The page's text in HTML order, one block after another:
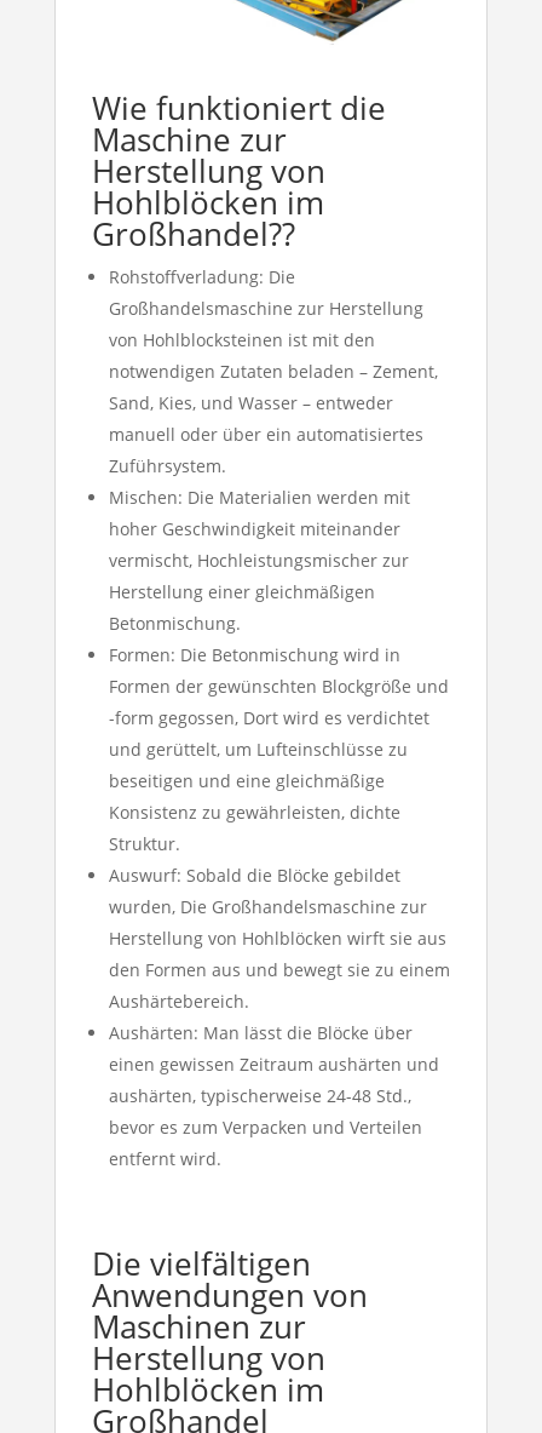
Wie funktioniert die
Maschine zur
Herstellung von
Hohlblöcken im
Großhandel??
Rohstoffverladung: Die
Großhandelsmaschine zur Herstellung
von Hohlblocksteinen ist mit den
notwendigen Zutaten beladen – Zement,
Sand, Kies, und Wasser – entweder
manuell oder über ein automatisiertes
Zuführsystem.
Mischen: Die Materialien werden mit
hoher Geschwindigkeit miteinander
vermischt, Hochleistungsmischer zur
Herstellung einer gleichmäßigen
Betonmischung.
Formen: Die Betonmischung wird in
Formen der gewünschten Blockgröße und
-form gegossen, Dort wird es verdichtet
und gerüttelt, um Lufteinschlüsse zu
beseitigen und eine gleichmäßige
Konsistenz zu gewährleisten, dichte
Struktur.
Auswurf: Sobald die Blöcke gebildet
wurden, Die Großhandelsmaschine zur
Herstellung von Hohlblöcken wirft sie aus
den Formen aus und bewegt sie zu einem
Aushärtebereich.
Aushärten: Man lässt die Blöcke über
einen gewissen Zeitraum aushärten und
aushärten, typischerweise 24-48 Std.,
bevor es zum Verpacken und Verteilen
entfernt wird.
Die vielfältigen
Anwendungen von
Maschinen zur
Herstellung von
Hohlblöcken im
Großhandel